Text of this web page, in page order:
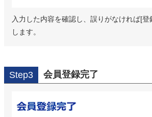
入力した内容を確認し、誤りがなければ[
します。
Step3 会員登録完了